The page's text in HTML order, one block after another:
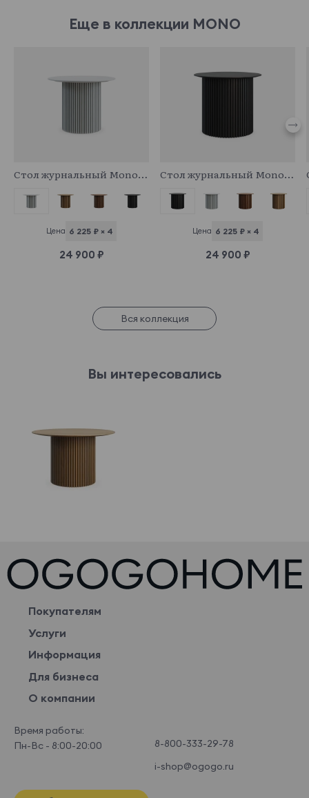
Еще в коллекции MONO
Стол журнальный Mono Stripe D50/D29/H37,5
Цена 6 225 ₽ × 4
24 900 ₽
Стол журнальный Mono Stripe D50/ D38/H42
Цена 6 225 ₽ × 4
24 900 ₽
Вся коллекция
Вы интересовались
Покупателям
Услуги
Информация
Для бизнеса
О компании
Время работы:
Пн-Вс - 8:00-20:00
8-800-333-29-78
i-shop@ogogo.ru